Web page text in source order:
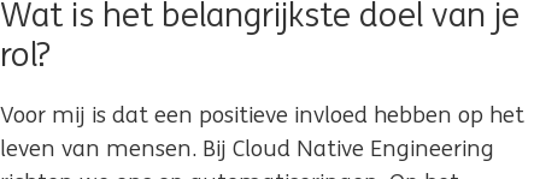
Wat is het belangrijkste doel van je
rol?
Voor mij is dat een positieve invloed hebben op het
leven van mensen. Bij Cloud Native Engineering